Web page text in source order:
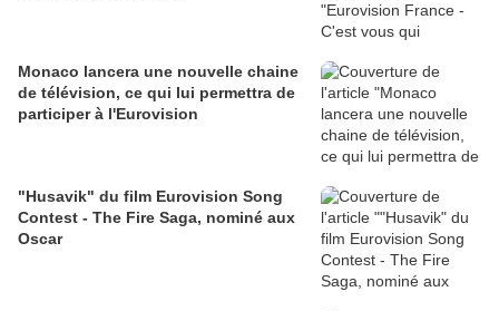
Monaco lancera une nouvelle chaine
de télévision, ce qui lui permettra de
participer à l'Eurovision
"Husavik" du film Eurovision Song
Contest - The Fire Saga, nominé aux
Oscar